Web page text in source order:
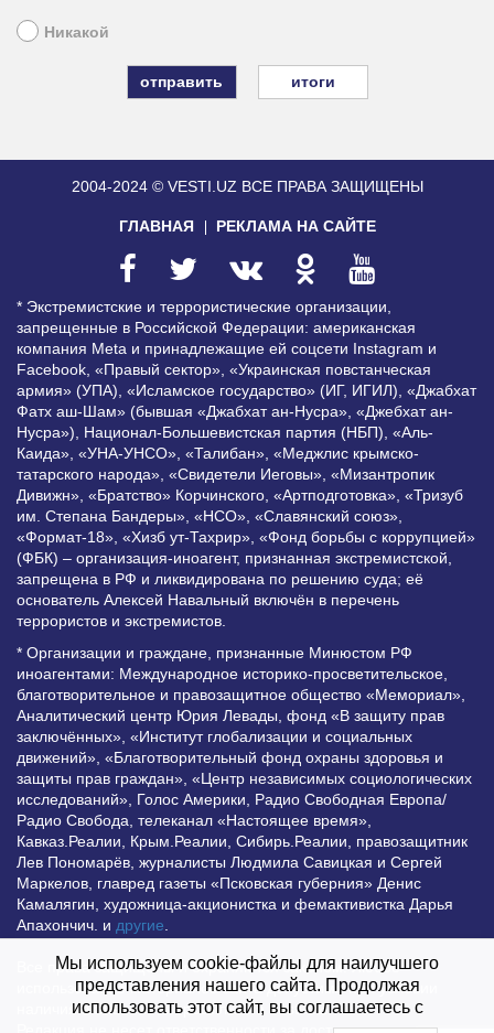
Никакой
итоги
2004-2024 © VESTI.UZ ВСЕ ПРАВА ЗАЩИЩЕНЫ
ГЛАВНАЯ РЕКЛАМА НА САЙТЕ
* Экстремистские и террористические организации,
запрещенные в Российской Федерации: американская
компания Meta и принадлежащие ей соцсети Instagram и
Facebook, «Правый сектор», «Украинская повстанческая
армия» (УПА), «Исламское государство» (ИГ, ИГИЛ), «Джабхат
Фатх аш-Шам» (бывшая «Джабхат ан-Нусра», «Джебхат ан-
Нусра»), Национал-Большевистская партия (НБП), «Аль-
Каида», «УНА-УНСО», «Талибан», «Меджлис крымско-
татарского народа», «Свидетели Иеговы», «Мизантропик
Дивижн», «Братство» Корчинского, «Артподготовка», «Тризуб
им. Степана Бандеры», «НСО», «Славянский союз»,
«Формат-18», «Хизб ут-Тахрир», «Фонд борьбы с коррупцией»
(ФБК) – организация-иноагент, признанная экстремистской,
запрещена в РФ и ликвидирована по решению суда; её
основатель Алексей Навальный включён в перечень
террористов и экстремистов.
* Организации и граждане, признанные Минюстом РФ
иноагентами: Международное историко-просветительское,
благотворительное и правозащитное общество «Мемориал»,
Аналитический центр Юрия Левады, фонд «В защиту прав
заключённых», «Институт глобализации и социальных
движений», «Благотворительный фонд охраны здоровья и
защиты прав граждан», «Центр независимых социологических
исследований», Голос Америки, Радио Свободная Европа/
Радио Свобода, телеканал «Настоящее время»,
Кавказ.Реалии, Крым.Реалии, Сибирь.Реалии, правозащитник
Лев Пономарёв, журналисты Людмила Савицкая и Сергей
Маркелов, главред газеты «Псковская губерния» Денис
Камалягин, художница-акционистка и фемактивистка Дарья
Апахончич. и другие.
Все права защищены и охраняются законом. Любое
использование материалов сайта допустимо при условии
наличия активной гиперссылки на Vesti.UZ.
Мы используем cookie-файлы для наилучшего
представления нашего сайта. Продолжая
использовать этот сайт, вы соглашаетесь с